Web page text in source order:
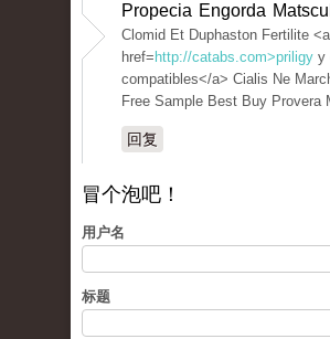
Propecia Engorda
Clomid Et Duphaston Fertilite <a
href= http://catabs.com>priligy y
compatibles</a> Cialis Ne
Free Sample Best Buy Provera
回复
冒个泡吧！
用户名
标题